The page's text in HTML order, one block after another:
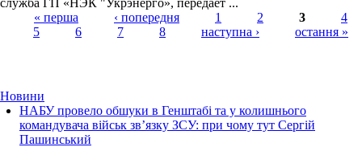
Страницы
« перша ‹ попередня 1 2 3
4
5
6 7 8 наступна › остання »
Новини
НАБУ провело обшуки в Генштабі та у колишнього
командувача військ зв’язку ЗСУ: при чому тут Сергій
Пашинський